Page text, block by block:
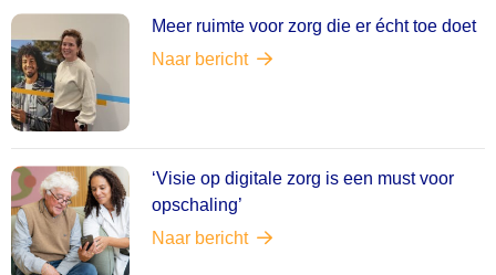
Meer ruimte voor zorg die er écht toe doet
Naar bericht
‘Visie op digitale zorg is een must voor
opschaling’
Naar bericht